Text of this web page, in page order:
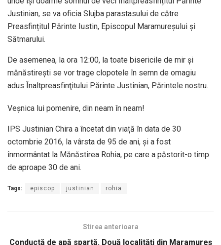
Justinian, se va oficia Slujba parastasului de către
Preasfințitul Părinte Iustin, Episcopul Maramureșului și
Sătmarului.
De asemenea, la ora 12:00, la toate bisericile de mir și
mănăstirești se vor trage clopotele în semn de omagiu
adus Înaltpreasfinţitului Părinte Justinian, Părintele nostru.
Veșnica lui pomenire, din neam în neam!
IPS Justinian Chira a încetat din viață în data de 30
octombrie 2016, la vârsta de 95 de ani, și a fost
înmormântat la Mănăstirea Rohia, pe care a păstorit-o timp
de aproape 30 de ani.
Tags: episcop justinian rohia
Stirea anterioara
Conductă de apă spartă. Două localităţi din Maramureş